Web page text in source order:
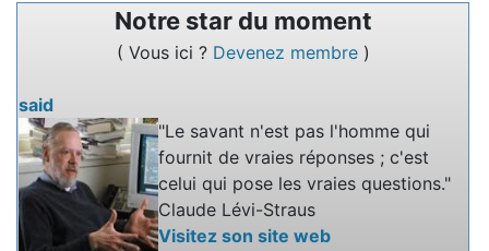
Nommez un service en ligne qui permet de
rédiger des textes à plusieurs.
Notre star du moment
( Vous ici ? Devenez membre )
said
"Le savant n'est pas l'homme qui
fournit de vraies réponses ; c'est
celui qui pose les vraies questions."
Claude Lévi-Straus
Visitez son site web